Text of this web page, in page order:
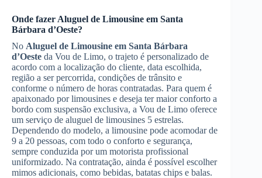
Onde fazer Aluguel de Limousine em Santa
Bárbara d’Oeste?
No Aluguel de Limousine em Santa Bárbara
d’Oeste da Vou de Limo, o trajeto é personalizado de
acordo com a localização do cliente, data escolhida,
região a ser percorrida, condições de trânsito e
conforme o número de horas contratadas. Para quem é
apaixonado por limousines e deseja ter maior conforto a
bordo com suspensão exclusiva, a Vou de Limo oferece
um serviço de aluguel de limousines 5 estrelas.
Dependendo do modelo, a limousine pode acomodar de
9 a 20 pessoas, com todo o conforto e segurança,
sempre conduzida por um motorista profissional
uniformizado. Na contratação, ainda é possível escolher
mimos adicionais, como bebidas, batatas chips e balas.